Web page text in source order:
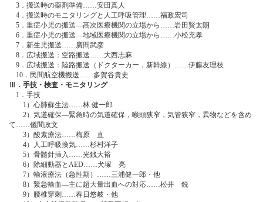
3．搬送時の薬剤準備……安田真人
4．搬送時のモニタリングと人工呼吸管理……福政宏司
5．重症小児の搬送―高次医療機関の立場から……岩田賢太朗
6．重症小児の搬送―地域医療機関の立場から……小松充孝
7．新生児搬送……廣間武彦
8．広域搬送：空路搬送……大西志麻
9．広域搬送：陸路搬送（ドクターカー，新幹線）……伊藤友理枝
10．民間航空機搬送……多賀谷貴史
Ⅲ．手技・検査・モニタリング
1．手技
1）心肺蘇生法……林 健一郎
2）気道確保―緊急時の気道確保，喉頭狭窄，気管狭窄，異物などを含め
て……儀間政文
3）酸素療法……梅原 直
4）人工呼吸換気……杉村洋子
5）骨髄針挿入……光銭大裕
6）除細動器とAED……犬塚 亮
7）輸液療法（急性期）……三浦健一郎・他
8）緊急輸血―主に超大量出血への対応……松井 鋭
9）腰椎穿刺……春日悠岐・他